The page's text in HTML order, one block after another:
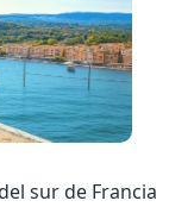
sur de Francia